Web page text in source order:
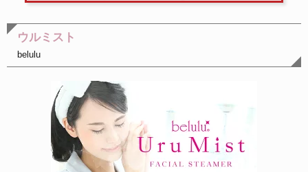
ウルミスト
belulu